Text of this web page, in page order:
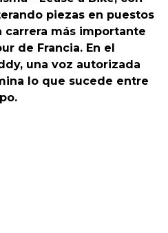
piezas en puestos
carrera más importante
de Francia. En el
una voz autorizada
lo que sucede entre